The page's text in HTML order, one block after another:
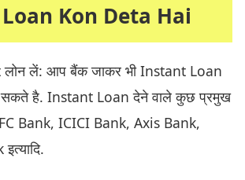
Kon Deta Hai
लें: आप बैंक जाकर भी Instant Loan
है. Instant Loan देने वाले कुछ प्रमुख
Bank, ICICI Bank, Axis Bank,